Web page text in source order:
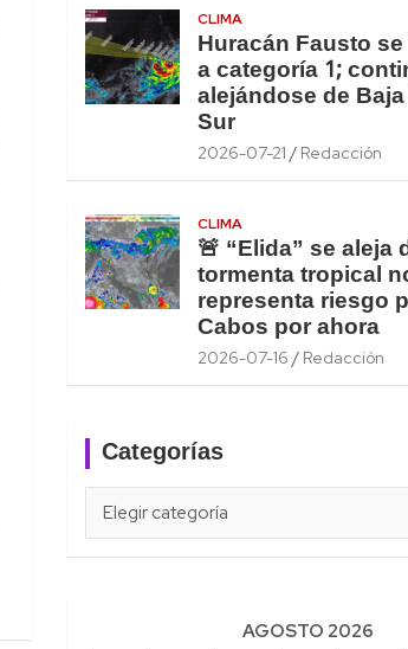
CLIMA
Huracán Fausto
a categoría 1;
alejándose de
Sur
2026-07-21 Redacción
CLIMA
🚨 “Elida” se aleja
tormenta tropical
representa riesgo
Cabos por ahora
2026-07-16 Redacción
Categorías
AGOSTO 2026